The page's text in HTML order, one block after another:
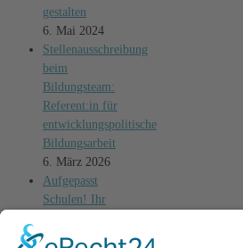
gestalten
6. Mai 2024
Stellenausschreibung
beim
Bildungsteam:
Referent:in für
entwicklungspolitische
Bildungsarbeit
6. März 2026
Aufgepasst
Schulen! Ihr
immer eine